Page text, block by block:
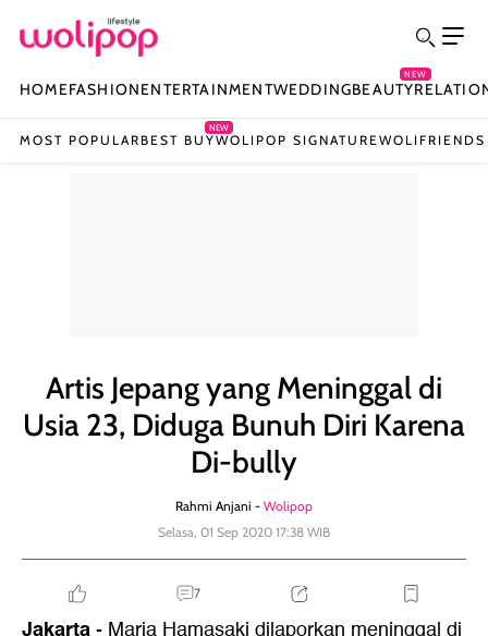
HOMEFASHIONENTERTAINMENTWEDDINGBEAUTY
NEW
MOST POPULAR BEST BUY
NEW
WOLIPOP SIGNATUREWOLIFRIENDS
Artis Jepang yang Meninggal di
Usia 23, Diduga Bunuh Diri Karena
Di-bully
Rahmi Anjani - Wolipop
Selasa, 01 Sep 2020 17:38 WIB
7
Jakarta